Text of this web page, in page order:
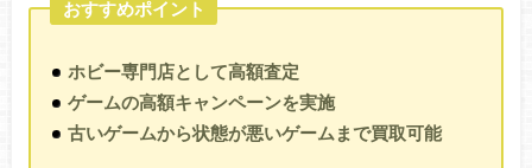
おすすめポイント
ホビー専門店として高額査定
ゲームの高額キャンペーンを実施
古いゲームから状態が悪いゲームまで買取可能